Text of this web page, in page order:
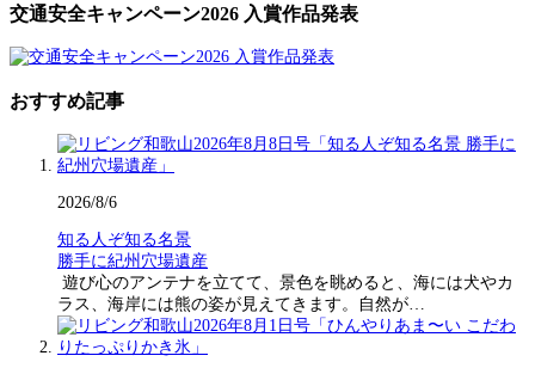
交通安全キャンペーン2026 入賞作品発表
おすすめ記事
2026/8/6
知る人ぞ知る名景
勝手に紀州穴場遺産
遊び心のアンテナを立てて、景色を眺めると、海には犬やカ
ラス、海岸には熊の姿が見えてきます。自然が…